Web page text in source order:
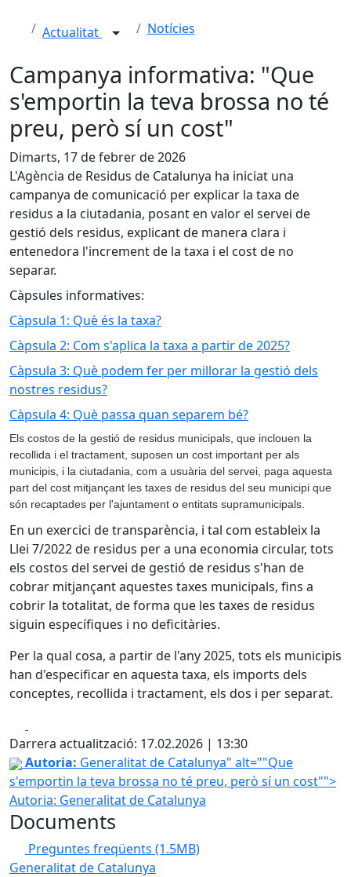
Actualitat Notícies
Campanya informativa: "Que
s'emportin la teva brossa no té
preu, però sí un cost"
Dimarts, 17 de febrer de 2026
L'Agència de Residus de Catalunya ha iniciat una
campanya de comunicació per explicar la taxa de
residus a la ciutadania, posant en valor el servei de
gestió dels residus, explicant de manera clara i
entenedora l'increment de la taxa i el cost de no
separar.
Càpsules informatives:
Càpsula 1: Què és la taxa?
Càpsula 2: Com s'aplica la taxa a partir de 2025?
Càpsula 3: Què podem fer per millorar la gestió dels
nostres residus?
Càpsula 4: Què passa quan separem bé?
Els costos de la gestió de residus municipals, que inclouen la
recollida i el tractament, suposen un cost important per als
municipis, i la ciutadania, com a usuària del servei, paga aquesta
part del cost mitjançant les taxes de residus del seu municipi que
són recaptades per l'ajuntament o entitats supramunicipals.
En un exercici de transparència, i tal com estableix la
Llei 7/2022 de residus per a una economia circular, tots
els costos del servei de gestió de residus s'han de
cobrar mitjançant aquestes taxes municipals, fins a
cobrir la totalitat, de forma que les taxes de residus
siguin específiques i no deficitàries.
Per la qual cosa, a partir de l'any 2025, tots els municipis
han d'especificar en aquesta taxa, els imports dels
conceptes, recollida i tractament, els dos i per separat.
Darrera actualització: 17.02.2026 | 13:30
"Que s'emportin la teva brossa no té preu, però sí un
Autoria: Generalitat de Catalunya" alt=""Que
s'emportin la teva brossa no té preu, però sí un cost"">
Autoria: Generalitat de Catalunya
Documents
Preguntes freqüents (1.5MB)
Generalitat de Catalunya